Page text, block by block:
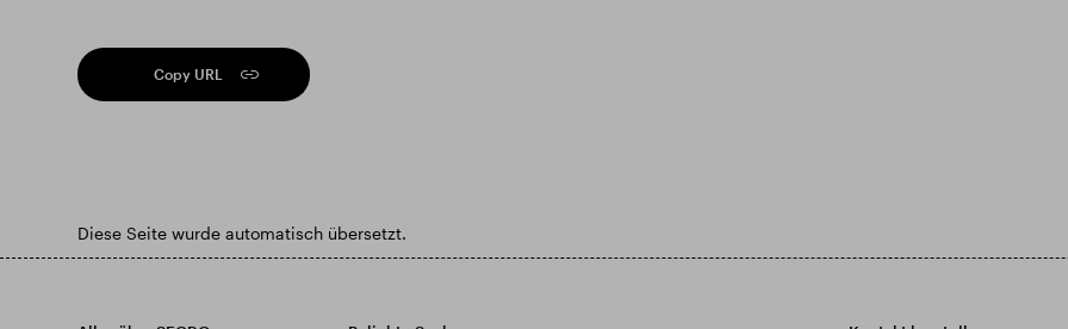
Copy URL
Diese Seite wurde automatisch übersetzt.